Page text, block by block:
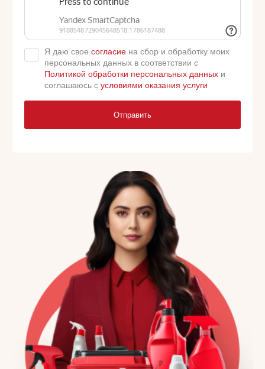
Я даю свое согласие на сбор и обработку моих
персональных данных в соответствии с
Политикой обработки персональных данных и
соглашаюсь с условиями оказания услуги
Отправить